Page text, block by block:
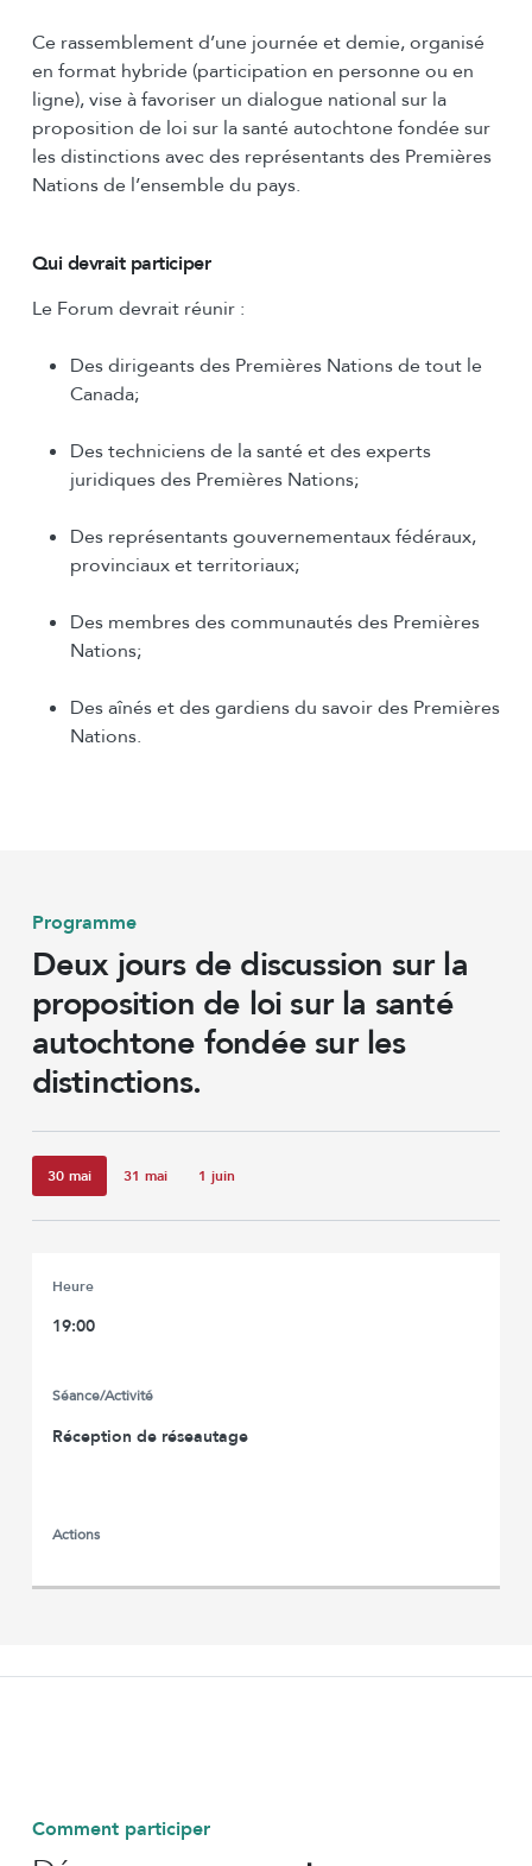
Ce rassemblement d’une journée et demie, organisé
en format hybride (participation en personne ou en
ligne), vise à favoriser un dialogue national sur la
proposition de loi sur la santé autochtone fondée sur
les distinctions avec des représentants des Premières
Nations de l’ensemble du pays.
Qui devrait participer
Le Forum devrait réunir :
Des dirigeants des Premières Nations de tout le
Canada;
Des techniciens de la santé et des experts
juridiques des Premières Nations;
Des représentants gouvernementaux fédéraux,
provinciaux et territoriaux;
Des membres des communautés des Premières
Nations;
Des aînés et des gardiens du savoir des Premières
Nations.
Programme
Deux jours de discussion sur la
proposition de loi sur la santé
autochtone fondée sur les
distinctions.
30 mai 31 mai 1 juin
Heure
19:00
Séance/Activité
Réception de réseautage
Actions
Comment participer